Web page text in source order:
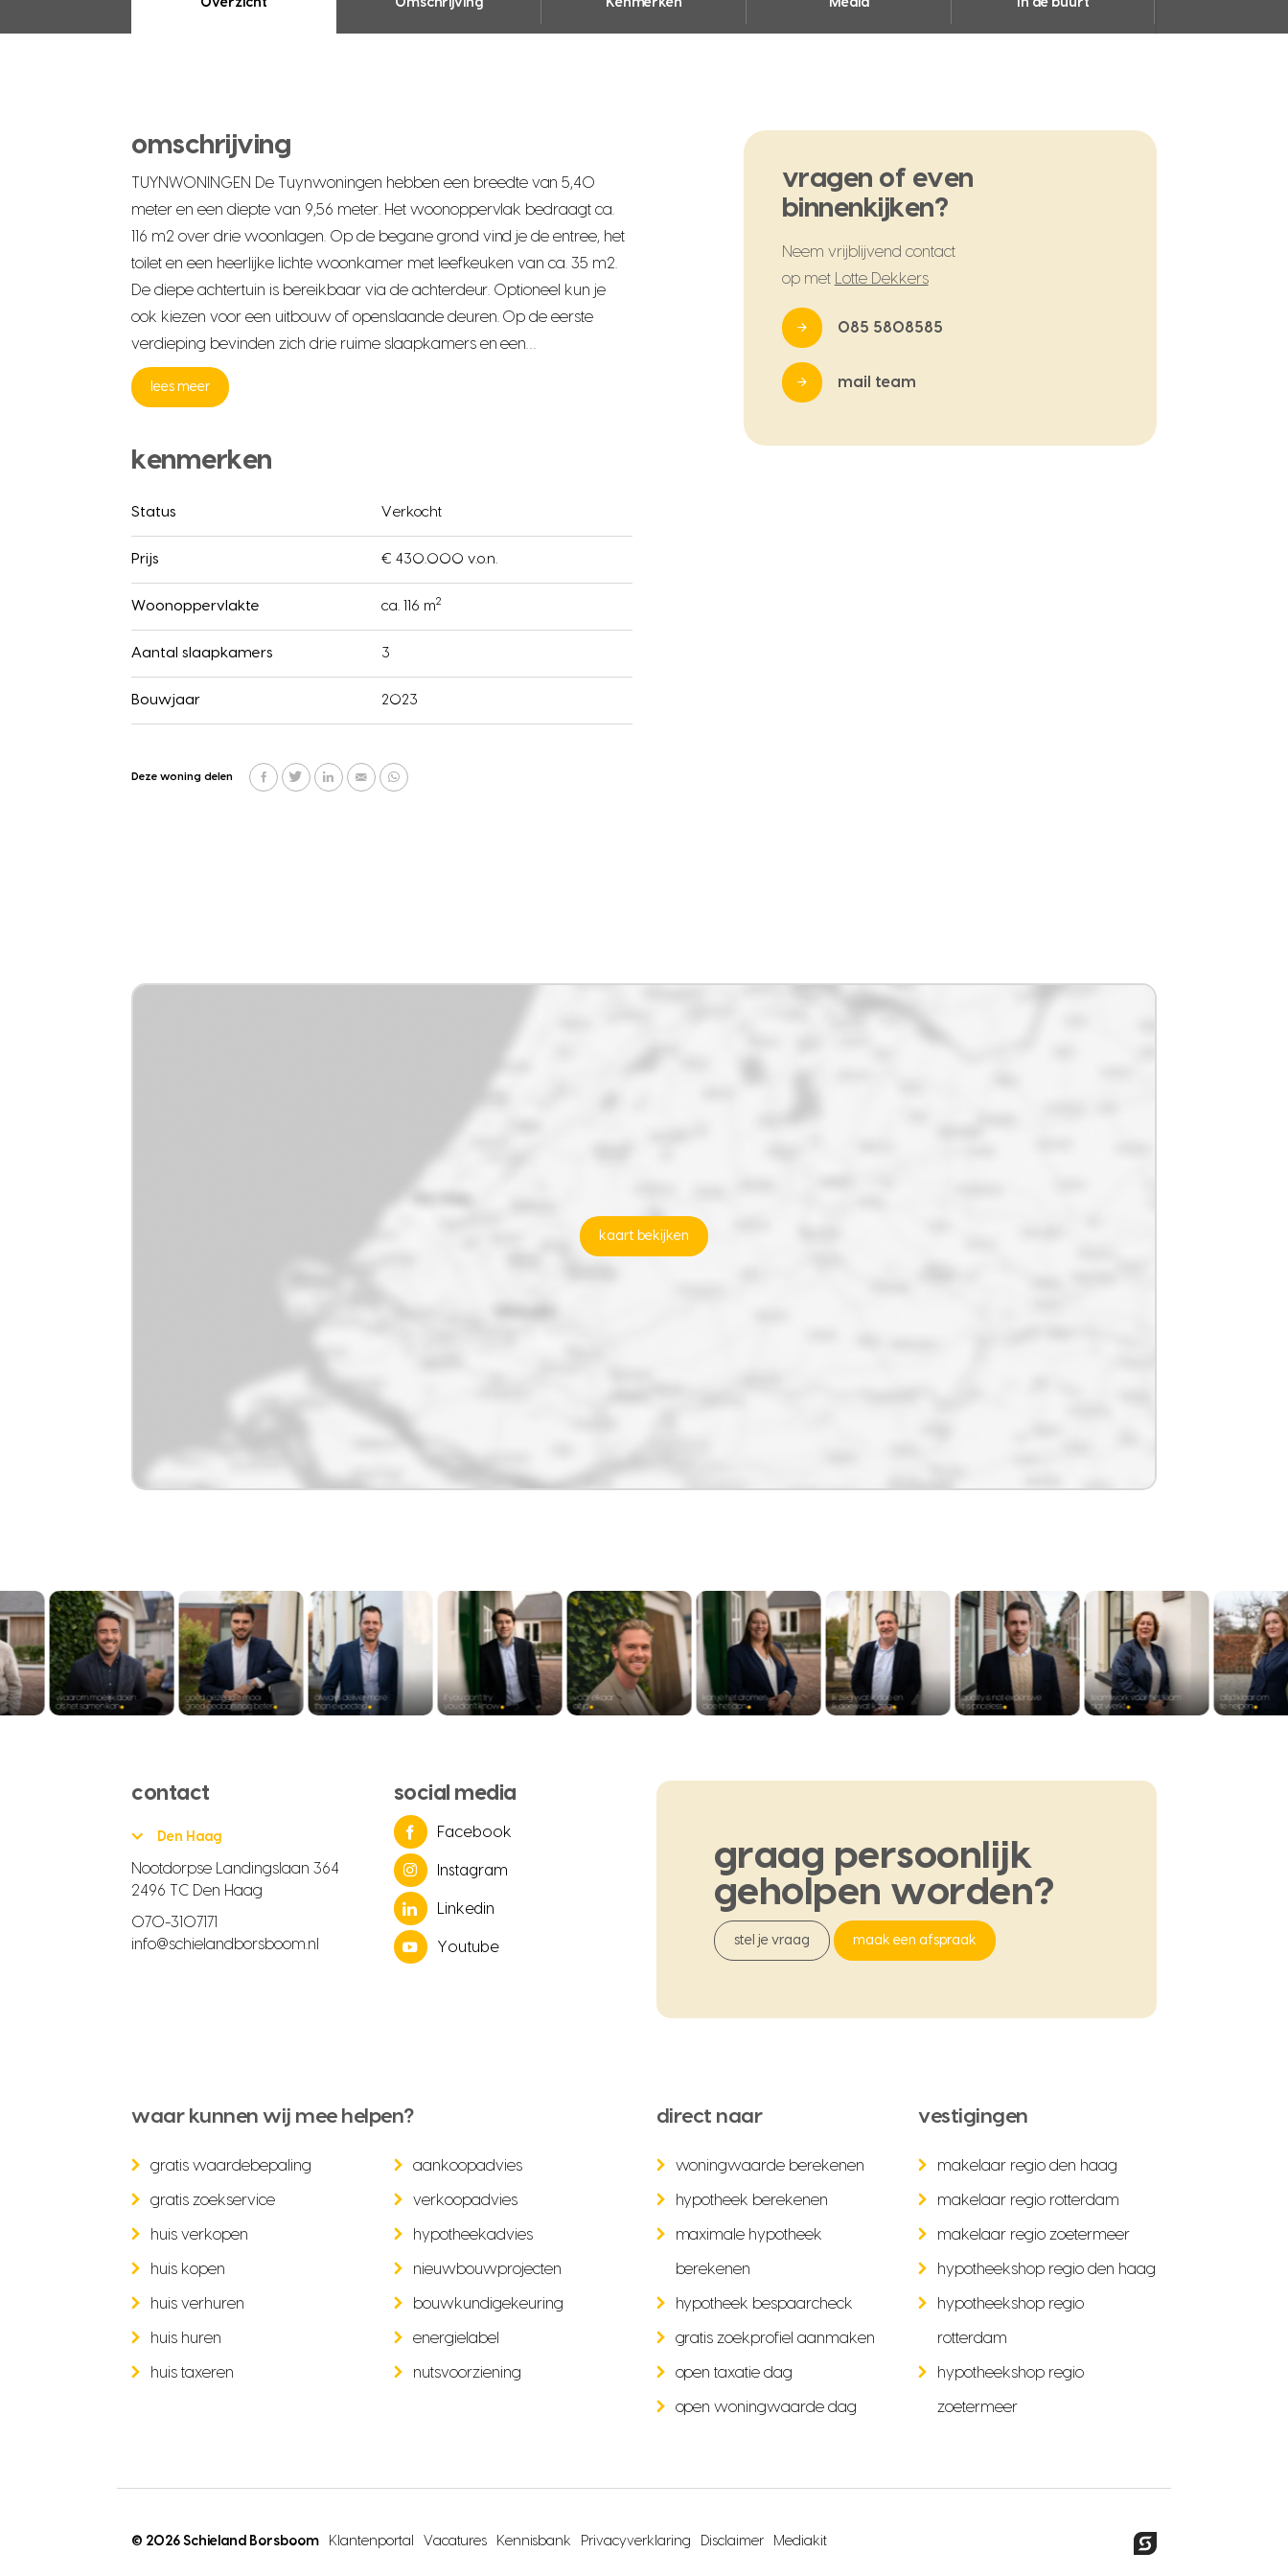
omschrijving
TUYNWONINGEN De Tuynwoningen hebben een breedte van 5,40
meter en een diepte van 9,56 meter. Het woonoppervlak bedraagt ca.
116 m2 over drie woonlagen. Op de begane grond vind je de entree, het
toilet en een heerlijke lichte woonkamer met leefkeuken van ca. 35 m2.
De diepe achtertuin is bereikbaar via de achterdeur. Optioneel kun je
ook kiezen voor een uitbouw of openslaande deuren. Op de eerste
verdieping bevinden zich drie ruime slaapkamers en een…
lees meer
kenmerken
Status Verkocht
Prijs € 430.000 v.o.n.
Woonoppervlakte ca. 116 m2
Aantal slaapkamers 3
Bouwjaar 2023
vragen of even
binnenkijken?
Neem vrijblijvend contact
op met
Lotte Dekkers
085 5808585
mail team
Deze woning delen
kaart bekijken
contact
Den Haag
Nootdorpse Landingslaan 364
2496 TC Den Haag
070-3107171
info@schielandborsboom.nl
social media
Facebook
Instagram
Linkedin
Youtube
graag persoonlijk
geholpen worden?
stel je vraag maak een afspraak
waar kunnen wij mee helpen?
gratis waardebepaling
gratis zoekservice
huis verkopen
huis kopen
huis verhuren
huis huren
huis taxeren
aankoopadvies
verkoopadvies
hypotheekadvies
nieuwbouwprojecten
bouwkundigekeuring
energielabel
nutsvoorziening
direct naar
woningwaarde berekenen
hypotheek berekenen
maximale hypotheek
berekenen
hypotheek bespaarcheck
gratis zoekprofiel aanmaken
open taxatie dag
open woningwaarde dag
vestigingen
makelaar regio den haag
makelaar regio rotterdam
makelaar regio zoetermeer
hypotheekshop regio den haag
hypotheekshop regio
rotterdam
hypotheekshop regio
zoetermeer
© 2026 Schieland Borsboom Klantenportal Vacatures Kennisbank Privacyverklaring Disclaimer Mediakit